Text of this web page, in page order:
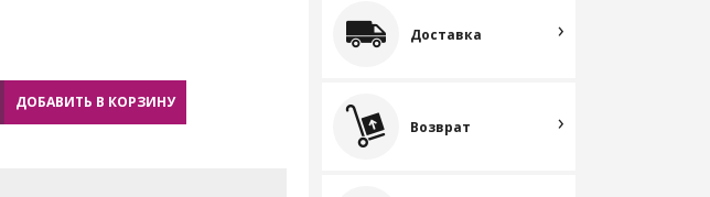
ДОБАВИТЬ В КОРЗИНУ
Доставка
Возврат